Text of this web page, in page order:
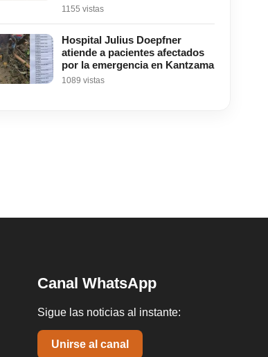
1155 vistas
Hospital Julius Doepfner
atiende a pacientes afectados
por la emergencia en Kantzama
1089 vistas
Canal WhatsApp
Sigue las noticias al instante:
Unirse al canal